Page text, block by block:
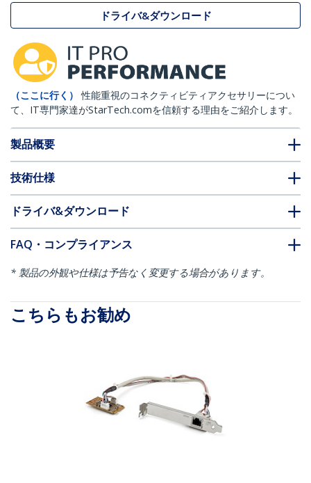
ドライバ&ダウンロード
（ここに行く）
性能重視のコネクティビティアクセサリーについ
て、IT専門家達がStarTech.comを信頼する理由をご紹介します。
製品概要
技術仕様
ドライバ&ダウンロード
FAQ・コンプライアンス
* 製品の外観や仕様は予告なく変更する場合があります。
こちらもお勧め